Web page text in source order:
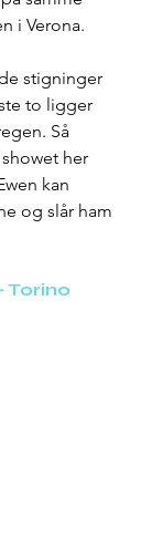
i Verona.
stigninger
to ligger
Så
her
kan
og slår ham
Torino